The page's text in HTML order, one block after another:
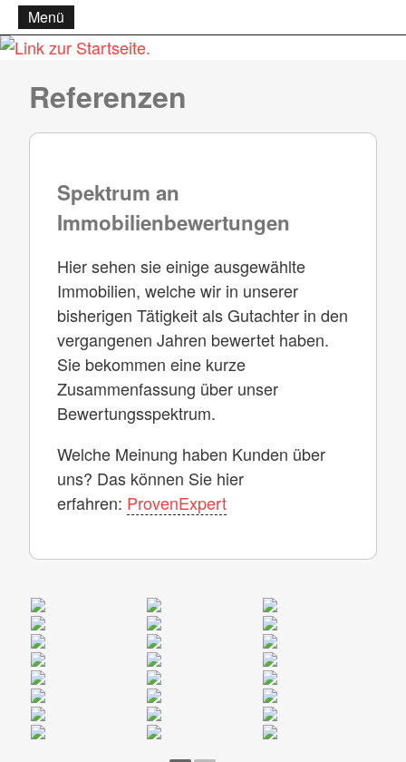
Menü
Referenzen
Spektrum an
Immobilienbewertungen
Hier sehen sie einige ausgewählte
Immobilien, welche wir in unserer
bisherigen Tätigkeit als Gutachter in den
vergangenen Jahren bewertet haben.
Sie bekommen eine kurze
Zusammenfassung über unser
Bewertungsspektrum.
Welche Meinung haben Kunden über
uns? Das können Sie hier
erfahren: ProvenExpert